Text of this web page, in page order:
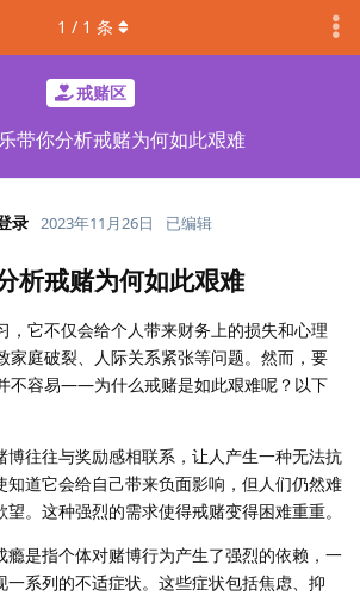
戒赌区
带你分析戒赌为何如此艰难
1 / 1 条
录 2023年11月26日 已编辑
析戒赌为何如此艰难
，它不仅会给个人带来财务上的损失和心理
家庭破裂、人际关系紧张等问题。然而，要
不容易——为什么戒赌是如此艰难呢？以下
博往往与奖励感相联系，让人产生一种无法抗
知道它会给自己带来负面影响，但人们仍然难
望。这种强烈的需求使得戒赌变得困难重重。
瘾是指个体对赌博行为产生了强烈的依赖，一
一系列的不适症状。这些症状包括焦虑、抑